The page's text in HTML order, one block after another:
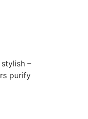
stylish –
purify